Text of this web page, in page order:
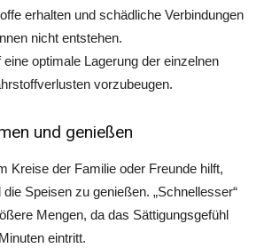
erhalten und schädliche Verbindungen
nicht entstehen.
optimale Lagerung der einzelnen
vorzubeugen.
und genießen
Kreise der Familie oder Freunde hilft,
Speisen zu genießen. „Schnellesser“
Mengen, da das Sättigungsgefühl
eintritt.